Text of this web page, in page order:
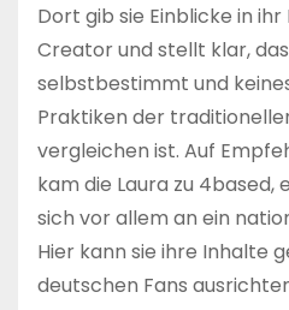
Dort gib sie Einblicke in
Creator und stellt klar,
selbstbestimmt und
Praktiken der
vergleichen ist. Auf
kam die Laura zu 4based,
sich vor allem an ein
Hier kann sie ihre Inhalte
deutschen Fans